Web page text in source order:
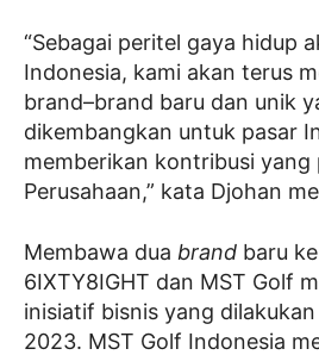
“Sebagai peritel gaya hidup
Indonesia, kami akan terus
brand–brand baru dan unik
dikembangkan untuk pasar
memberikan kontribusi
Perusahaan,” kata Djohan
Membawa dua brand baru
6IXTY8IGHT dan MST Golf
inisiatif bisnis yang
2023. MST Golf Indonesia